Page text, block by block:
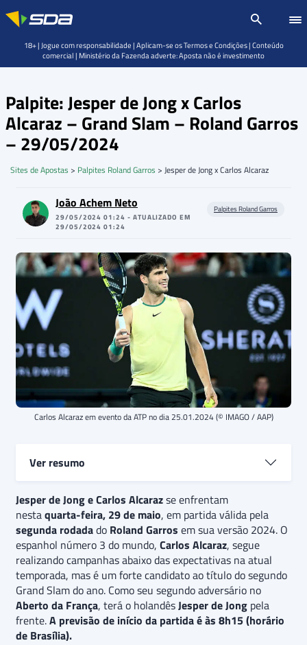
Palpite: Jesper de Jong x Carlos
Alcaraz – Grand Slam – Roland Garros
– 29/05/2024
Sites de Apostas > Palpites Roland Garros > Jesper de Jong x Carlos Alcaraz
João Achem Neto
29/05/2024 01:24 - ATUALIZADO EM
29/05/2024 01:24
Palpites Roland Garros
Carlos Alcaraz em evento da ATP no dia 25.01.2024 (© IMAGO / AAP)
Ver resumo
Jesper de Jong e Carlos Alcarazse enfrentam na
segunda rodada doRoland Garros 2024.Na
principal competição de saibro do calendário do tênis
e únicoGrand Slamdo ano disputado nesta
superfície, o espanhol número 3 do mundo, Carlos
Alcaraz, terá como seu primeiro adversário o
holandês Jesper de Jong.O palpite éde vitória do
Carlos Alcaraz, que teve uma performance de gala na
estreia da competição e segue sendo um forte
candiato ao título. Além disso, há a expectativa de
Jesper de Jong e Carlos Alcarazse enfrentam
nestaquarta-feira, 29 de maio, em partida válida pela
segunda rodadado Roland Garros em sua versão 2024. O
espanhol número 3 do mundo, Carlos Alcaraz, segue
realizando campanhas abaixo das expectativas na atual
temporada, mas é um forte candidato ao título do segundo
Grand Slam do ano. Como seu segundo adversário no
Aberto da França, terá o holandêsJesper de Jong pela
frente.A previsão de início da partida é às 8h15 (horário
de Brasília).
18+ | Jogue com responsabilidade | Aplicam-se os Termos e Condições | Conteúdo
comercial | Ministério da Fazenda adverte: Aposta não é investimento